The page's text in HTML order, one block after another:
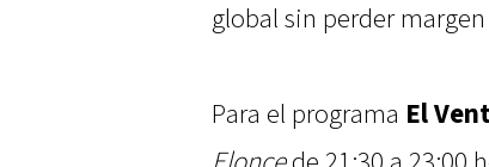
global sin perder
Para el programa El